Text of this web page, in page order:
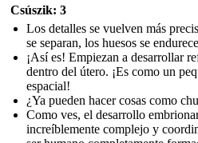
Csúszik: 3
Los detalles se vuelven más
se separan, los huesos se
¡Así es! Empiezan a desarrollar
dentro del útero. ¡Es como un
espacial!
¿Ya pueden hacer cosas como
Como ves, el desarrollo
increíblemente complejo y